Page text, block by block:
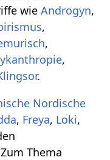
wie Androgyn,
,
,
,
.
Nordische
, Freya, Loki,
Thema